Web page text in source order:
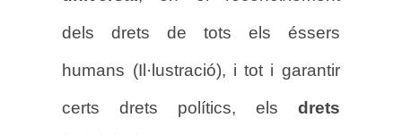
dels drets de tots els éssers
humans (Il·lustració), i tot i garantir
certs drets polítics, els drets